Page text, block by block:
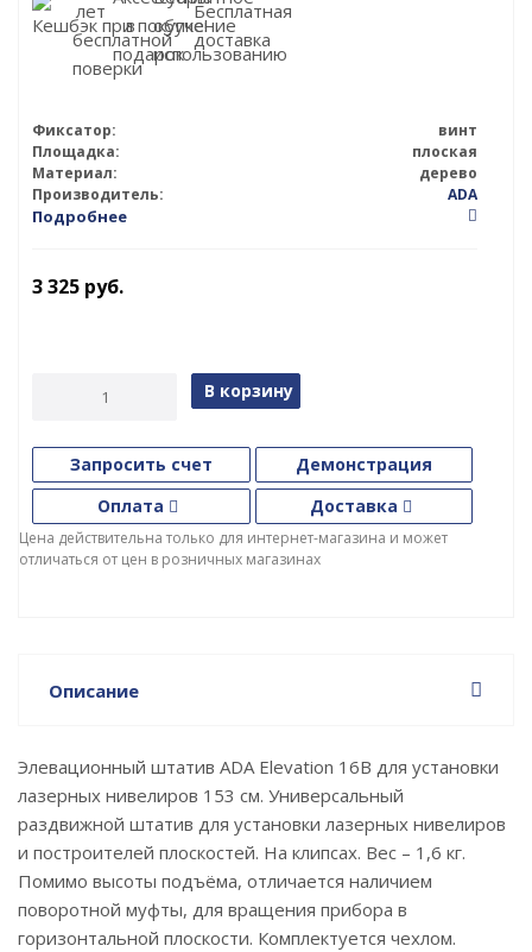
Фиксатор:
винт
Площадка:
плоская
Материал:
дерево
Производитель:
ADA
Подробнее
3 325 руб.
В корзину
Запросить счет
Демонстрация
Оплата
Доставка
Цена действительна только для интернет-магазина и может
отличаться от цен в розничных магазинах
Описание
Элевационный штатив ADA Elevation 16B для установки
лазерных нивелиров 153 см. Универсальный
раздвижной штатив для установки лазерных нивелиров
и построителей плоскостей. На клипсах. Вес – 1,6 кг.
Помимо высоты подъёма, отличается наличием
поворотной муфты, для вращения прибора в
горизонтальной плоскости. Комплектуется чехлом.